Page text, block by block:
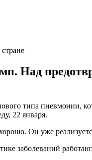
Над
типа пневмонии,
22 января.
Он уже
заболеваний